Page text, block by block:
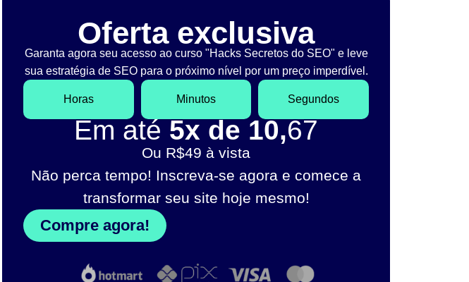
Oferta exclusiva
Garanta agora seu acesso ao curso "Hacks Secretos do SEO" e leve
sua estratégia de SEO para o próximo nível por um preço imperdível.
Horas Minutos Segundos
Em até 5x de 10,67
Ou R$49 à vista
Não perca tempo! Inscreva-se agora e comece a
transformar seu site hoje mesmo!
Compre agora!